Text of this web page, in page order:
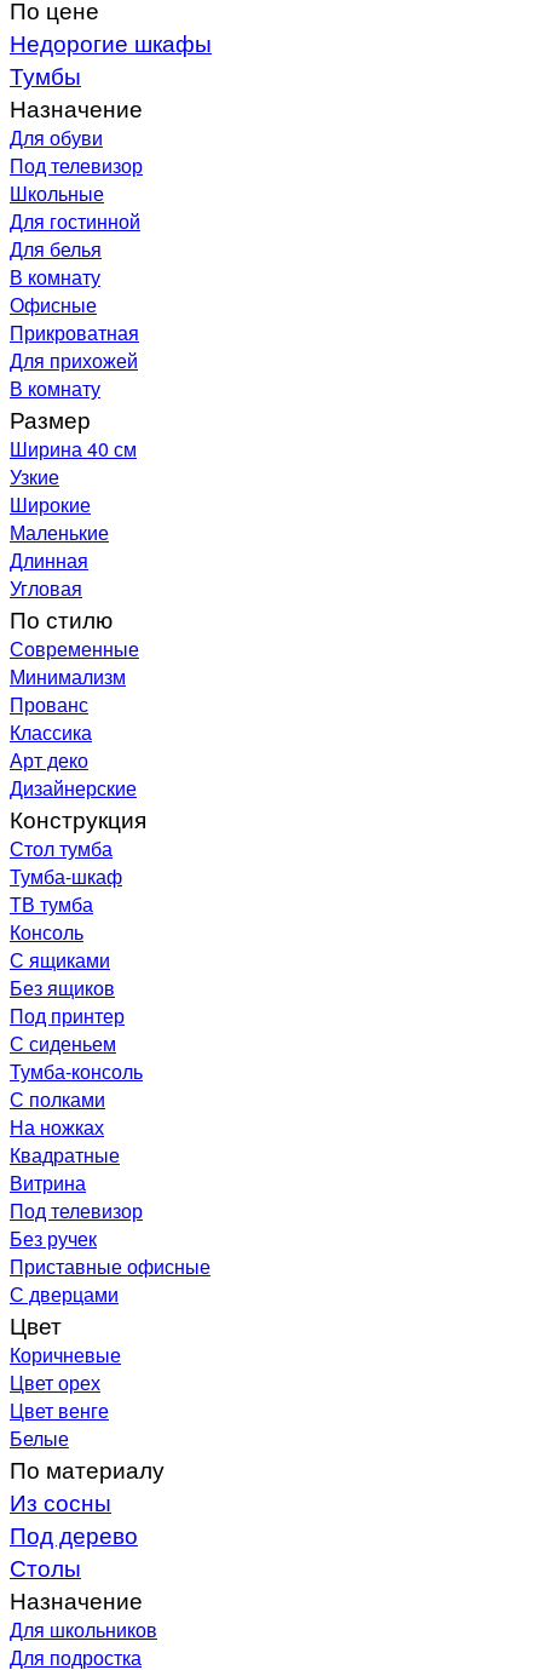
По цене
Недорогие шкафы
Тумбы
Назначение
Для обуви
Под телевизор
Школьные
Для гостинной
Для белья
В комнату
Офисные
Прикроватная
Для прихожей
В комнату
Размер
Ширина 40 см
Узкие
Широкие
Маленькие
Длинная
Угловая
По стилю
Современные
Минимализм
Прованс
Классика
Арт деко
Дизайнерские
Конструкция
Стол тумба
Тумба-шкаф
ТВ тумба
Консоль
С ящиками
Без ящиков
Под принтер
С сиденьем
Тумба-консоль
С полками
На ножках
Квадратные
Витрина
Под телевизор
Без ручек
Приставные офисные
С дверцами
Цвет
Коричневые
Цвет орех
Цвет венге
Белые
По материалу
Из сосны
Под дерево
Столы
Назначение
Для школьников
Для подростка